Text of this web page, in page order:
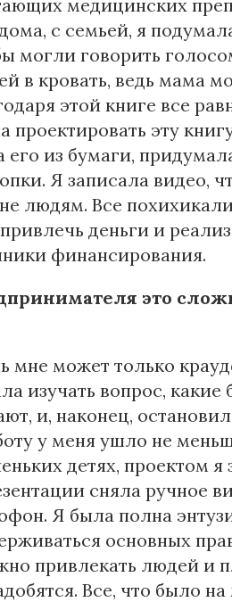
медицинских
с семьей, я
могли говорить
в кровать, ведь мама
этой книге все
проектировать эту
из бумаги,
Я записала видео,
людям. Все
деньги и
финансирования.
это
мне может только
изучать вопрос,
и, наконец,
у меня ушло не
детях, проектом
сняла ручное
Я была полна
основных
привлекать людей и
Все, что было